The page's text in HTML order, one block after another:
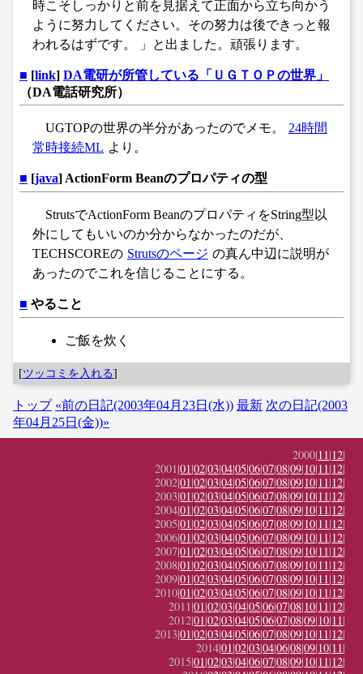
時こそしっかりと前を見据えて正面から立ち向かう
ように努力してください。その努力は後できっと報
われるはずです。 」と出ました。頑張ります。
■ [link] DA電研が所管している「ＵＧＴＯＰの世界」
（DA電話研究所）
UGTOPの世界の半分があったのでメモ。
24時間
常時接続ML より。
■ [java] ActionForm Beanのプロパティの型
StrutsでActionForm BeanのプロパティをString型以
外にしてもいいのか分からなかったのだが、
TECHSCOREの Strutsのページ の真ん中辺に説明が
あったのでこれを信じることにする。
■ やること
ご飯を炊く
[ツッコミを入れる]
トップ «前の日記(2003年04月23日(水)) 最新 次の日記(2003
年04月25日(金))»
2000|11|12|
2001|01|02|03|04|05|06|07|08|09|10|11|12|
2002|01|02|03|04|05|06|07|08|09|10|11|12|
2003|01|02|03|04|05|06|07|08|09|10|11|12|
2004|01|02|03|04|05|06|07|08|09|10|11|12|
2005|01|02|03|04|05|06|07|08|09|10|11|12|
2006|01|02|03|04|05|06|07|08|09|10|11|12|
2007|01|02|03|04|05|06|07|08|09|10|11|12|
2008|01|02|03|04|05|06|07|08|09|10|11|12|
2009|01|02|03|04|05|06|07|08|09|10|11|12|
2010|01|02|03|04|05|06|07|08|09|10|11|12|
2011|01|02|03|04|05|06|07|08|10|11|12|
2012|01|02|03|04|05|06|07|08|09|10|11|
2013|01|02|03|04|05|06|07|08|09|10|11|12|
2014|01|02|03|04|06|08|09|10|11|
2015|01|02|03|04|06|07|08|09|10|11|12|